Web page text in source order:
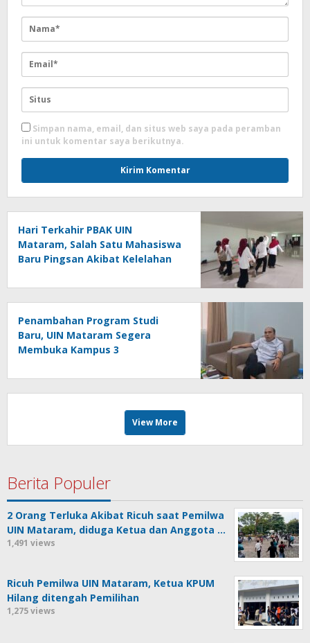
Simpan nama, email, dan situs web saya pada peramban
ini untuk komentar saya berikutnya.
Hari Terkahir PBAK UIN
Mataram, Salah Satu Mahasiswa
Baru Pingsan Akibat Kelelahan
Penambahan Program Studi
Baru, UIN Mataram Segera
Membuka Kampus 3
View More
Berita Populer
2 Orang Terluka Akibat Ricuh saat Pemilwa
UIN Mataram, diduga Ketua dan Anggota …
1,491 views
Ricuh Pemilwa UIN Mataram, Ketua KPUM
Hilang ditengah Pemilihan
1,275 views